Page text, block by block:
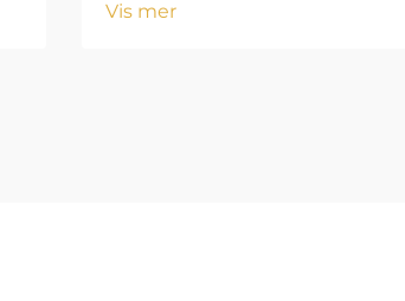
tilhøyrer austenittfamilien og
Vis mer